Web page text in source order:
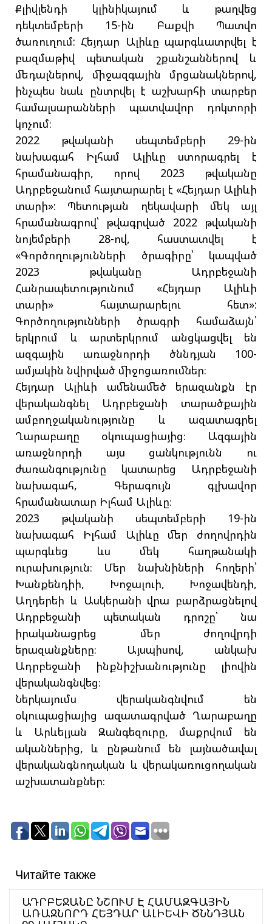
Քլիվլենդի կլինիկայում և թաղվեց
դեկտեմբերի 15-ին Բաքվի Պատվո
ծառուղում: Հեյդար Ալիևը պարգևատրվել է
բազմաթիվ պետական շքանշաններով և
մեդալներով, միջազգային մրցանակներով,
ինչպես նաև ընտրվել է աշխարհի տարբեր
համալսարանների պատվավոր դոկտորի
կոչում։
2022 թվականի սեպտեմբերի 29-ին
նախագահ Իլհամ Ալիևը ստորագրել է
հրամանագիր, որով 2023 թվականը
Ադրբեջանում հայտարարել է «Հեյդար Ալիևի
տարի»: Պետության ղեկավարի մեկ այլ
հրամանագրով՝ թվագրված 2022 թվականի
նոյեմբերի 28-ով, հաստատվել է
«Գործողությունների ծրագիրը՝ կապված
2023 թվականը Ադրբեջանի
Հանրապետությունում «Հեյդար Ալիևի
տարի» հայտարարելու հետ»:
Գործողությունների ծրագրի համաձայն՝
երկրում և արտերկրում անցկացվել են
ազգային առաջնորդի ծննդյան 100-
ամյակին նվիրված միջոցառումներ։
Հեյդար Ալիևի ամենամեծ երազանքն էր
վերականգնել Ադրբեջանի տարածքային
ամբողջականությունը և ազատագրել
Ղարաբաղը օկուպացիայից։ Ազգային
առաջնորդի այս ցանկությունն ու
ժառանգությունը կատարեց Ադրբեջանի
նախագահ, Գերագույն գլխավոր
հրամանատար Իլհամ Ալիևը։
2023 թվականի սեպտեմբերի 19-ին
նախագահ Իլհամ Ալիևը մեր ժողովրդին
պարգևեց ևս մեկ հաղթանակի
ուրախություն։ Մեր նախնիների հողերի՝
Խանքենդիի, Խոջալուի, Խոջավենդի,
Աղդերեի և Ասկերանի վրա բարձրացնելով
Ադրբեջանի պետական դրոշը՝ նա
իրականացրեց մեր ժողովրդի
երազանքները։ Այսպիսով, անկախ
Ադրբեջանի ինքնիշխանությունը լիովին
վերականգնվեց։
Ներկայումս վերականգնվում են
օկուպացիայից ազատագրված Ղարաբաղը
և Արևելյան Զանգեզուրը, մաքրվում են
ականներից, և ընթանում են լայնածավալ
վերականգնողական և վերակառուցողական
աշխատանքներ։
Читайте также
ԱԴՐԲԵՋԱՆԸ ՆՇՈՒՄ Է ՀԱՄԱԶԳԱՅԻՆ
ԱՌԱՋՆՈՐԴ ՀԵՅԴԱՐ ԱԼԻԵՎԻ ԾՆՆԴՅԱՆ